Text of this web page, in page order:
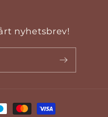
nyhetsbrev!